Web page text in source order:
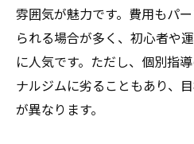
個別指導とグループ利用
パーソナルジムの個
グループ利用が向い
選び
自分に合うパーソナ
雰囲気が魅力です。費用もパ
られる場合が多く、初心者や
に人気です。ただし、個別指
ナルジムに劣ることもあり、
が異なります。